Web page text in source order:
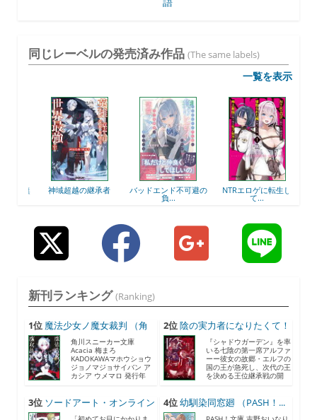
同じレーベルの発売済み作品 (The same labels)
一覧を表示
神域超越の継承者 バッドエンド不可避の
負...
NTRエロゲに転生し
て...
新刊ランキング (Ranking)
1位 魔法少女ノ魔女裁判 （角
川...
角川スニーカー文庫
Acacia 梅まろ
KADOKAWAマホウショウ
ジョノマジョサイバン ア
カシア ウメマロ 発行年
2位陰の実力者になりたくて！
...
『シャドウガーデン』を率
いる七陰の第一席アルファ
ーー彼女の故郷・エルフの
国の王が急死し、次代の王
を決める王位継承戦の開
3位 ソードアート・オンライン
2...
4位幼馴染同窓廻 （PASH！...